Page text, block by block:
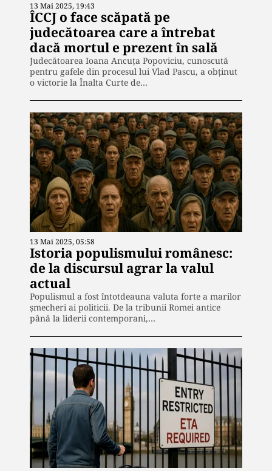
13 Mai 2025, 19:43
ÎCCJ o face scăpată pe
judecătoarea care a întrebat
dacă mortul e prezent în sală
Judecătoarea Ioana Ancuța Popoviciu, cunoscută
pentru gafele din procesul lui Vlad Pascu, a obținut
o victorie la Înalta Curte de…
13 Mai 2025, 05:58
Istoria populismului românesc:
de la discursul agrar la valul
actual
Populismul a fost întotdeauna valuta forte a marilor
șmecheri ai politicii. De la tribunii Romei antice
până la liderii contemporani,…